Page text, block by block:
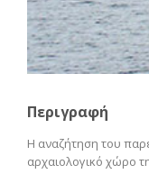
Περιγραφή
Η αναζήτηση του
αρχαιολογικό χώρο